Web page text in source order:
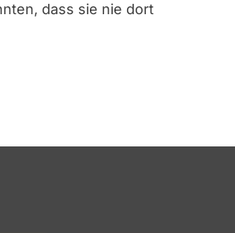
dass sie nie dort